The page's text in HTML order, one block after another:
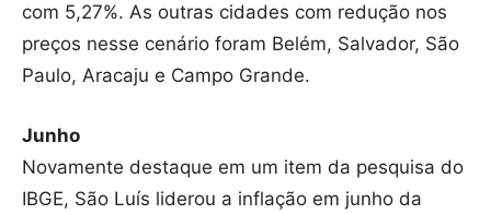
com 5,27%. As outras cidades com redução nos
preços nesse cenário foram Belém, Salvador, São
Paulo, Aracaju e Campo Grande.
Junho
Novamente destaque em um item da pesquisa do
IBGE, São Luís liderou a inflação em junho da